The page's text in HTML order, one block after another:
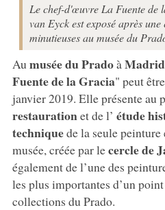
Le chef-d'œuvre La Fuente de
van Eyck est exposé après
minutieuses au musée du
Au musée du Pradoà Madrid
Fuente de la Gracia" peut
janvier 2019. Elle présente au
restaurationet de l’ étude
techniquede la seule peinture
musée, créée par lecercle de
également de l’une des
les plus importantes d’un
collections du Prado.